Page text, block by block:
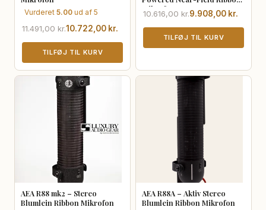
Vurderet 5.00 ud af 5
11.491,00 kr.
Den
oprindelige
var:
11.491,00 kr..
10.722,00 kr.
Den
aktuelle
er:
10.722,00 kr..
TILFØJ TIL KURV
Mikrofon
10.616,00 kr.
Den
oprindelige
var:
9.908,00 kr.
Den
aktuelle
er:
TILFØJ TIL KURV
AEA R88 mk2 – Stereo
Blumlein Ribbon Mikrofon
AEA R88A – Aktiv Stereo
Blumlein Ribbon Mikrofon